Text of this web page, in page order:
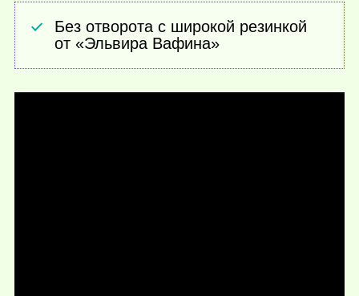
Без отворота с широкой резинкой
от «Эльвира Вафина»